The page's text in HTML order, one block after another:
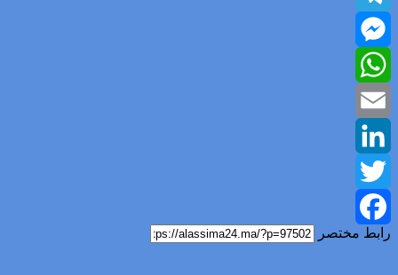
Telegram
Messenger
WhatsApp
Email
LinkedIn
Twitter
Facebook
رابط مختصر